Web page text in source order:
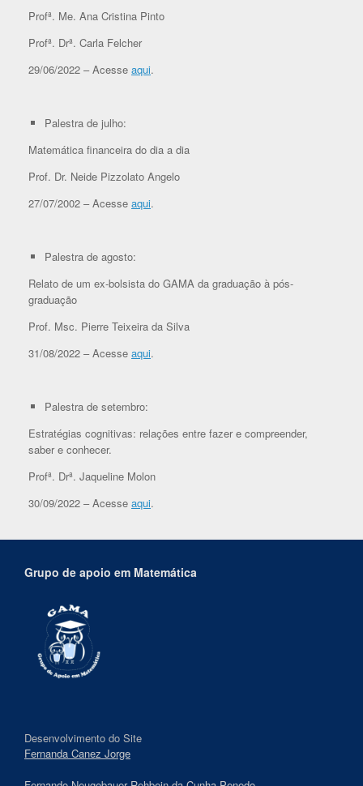
Profª. Me. Ana Cristina Pinto
Profª. Drª. Carla Felcher
29/06/2022 – Acesse aqui.
Palestra de julho:
Matemática financeira do dia a dia
Prof. Dr. Neide Pizzolato Angelo
27/07/2002 – Acesse aqui.
Palestra de agosto:
Relato de um ex-bolsista do GAMA da graduação à pós-
graduação
Prof. Msc. Pierre Teixeira da Silva
31/08/2022 – Acesse aqui.
Palestra de setembro:
Estratégias cognitivas: relações entre fazer e compreender,
saber e conhecer.
Profª. Drª. Jaqueline Molon
30/09/2022 – Acesse aqui.
Grupo de apoio em Matemática
Desenvolvimento do Site
Fernanda Canez Jorge